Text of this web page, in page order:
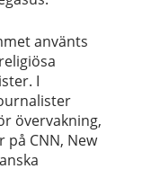
använts
I
övervakning,
CNN, New